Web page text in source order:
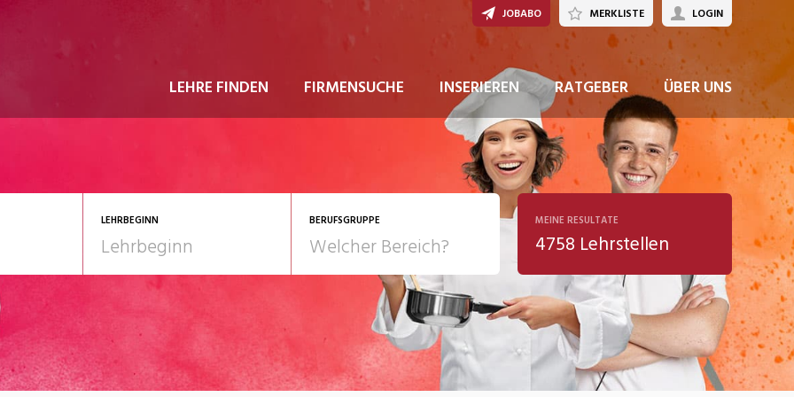
LEHRE FINDEN FIRMENSUCHE INSERIEREN RATGEBER ÜBER UNS
JOBABO MERKLISTE LOGIN
LEHRBEGINN BERUFSGRUPPE
Gesundheit/Pflege/Soziales
Telco
Kultur
MEINE RESULTATE
4758 Lehrstellen
JETZT BEWERBEN